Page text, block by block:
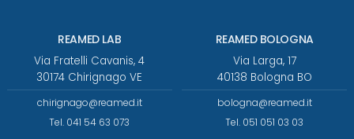
REAMED LAB
Via Fratelli Cavanis, 4
30174 Chirignago VE
chirignago@reamed.it
Tel. 041 54 63 073
REAMED BOLOGNA
Via Larga, 17
40138 Bologna BO
bologna@reamed.it
Tel. 051 051 03 03